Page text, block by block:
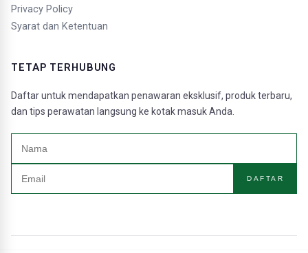
Privacy Policy
Syarat dan Ketentuan
TETAP TERHUBUNG
Daftar untuk mendapatkan penawaran eksklusif, produk terbaru,
dan tips perawatan langsung ke kotak masuk Anda.
DAFTAR